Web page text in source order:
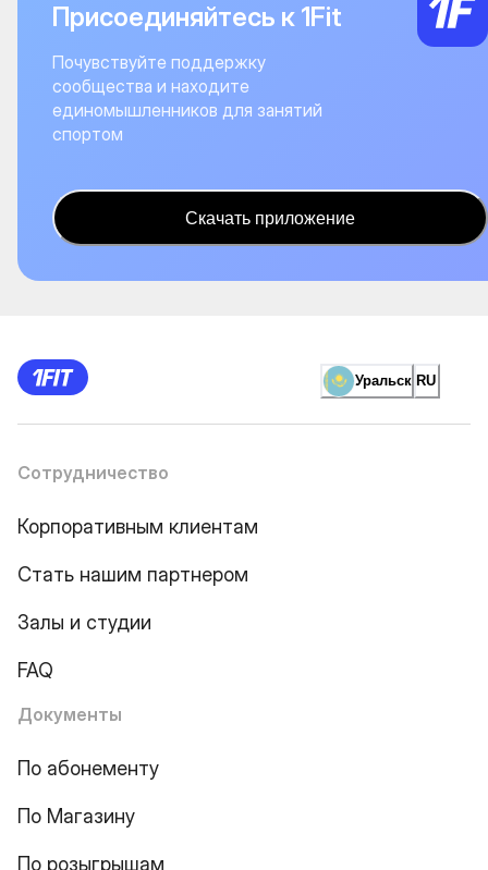
Присоединяйтесь к 1Fit
Почувствуйте поддержку
сообщества и находите
единомышленников для занятий
спортом
Скачать приложение
Уральск RU
Сотрудничество
Корпоративным клиентам
Стать нашим партнером
Залы и студии
FAQ
Документы
По абонементу
По Магазину
По розыгрышам